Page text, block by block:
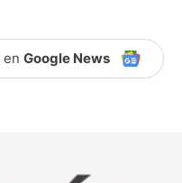
en Google News